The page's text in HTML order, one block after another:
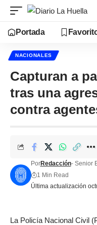
Portada
NACIONALES
Capturan a
tras una
contra
Última actualización
PorRedacción- Senior
1 Min Read
La Policía Nacional Civil